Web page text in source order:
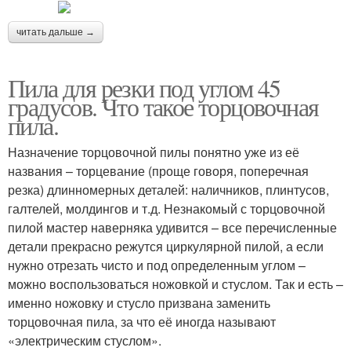
читать дальше →
Пила для резки под углом 45
градусов. Что такое торцовочная
пила.
Назначение торцовочной пилы понятно уже из её
названия – торцевание (проще говоря, поперечная
резка) длинномерных деталей: наличников, плинтусов,
галтелей, молдингов и т.д. Незнакомый с торцовочной
пилой мастер наверняка удивится – все перечисленные
детали прекрасно режутся циркулярной пилой, а если
нужно отрезать чисто и под определенным углом –
можно воспользоваться ножовкой и стуслом. Так и есть –
именно ножовку и стусло призвана заменить
торцовочная пила, за что её иногда называют
«электрическим стуслом».